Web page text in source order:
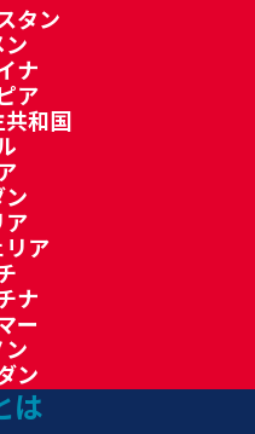
タン
ナ
ア
共和国
ア
リア
ナ
ー
ン
ン
は